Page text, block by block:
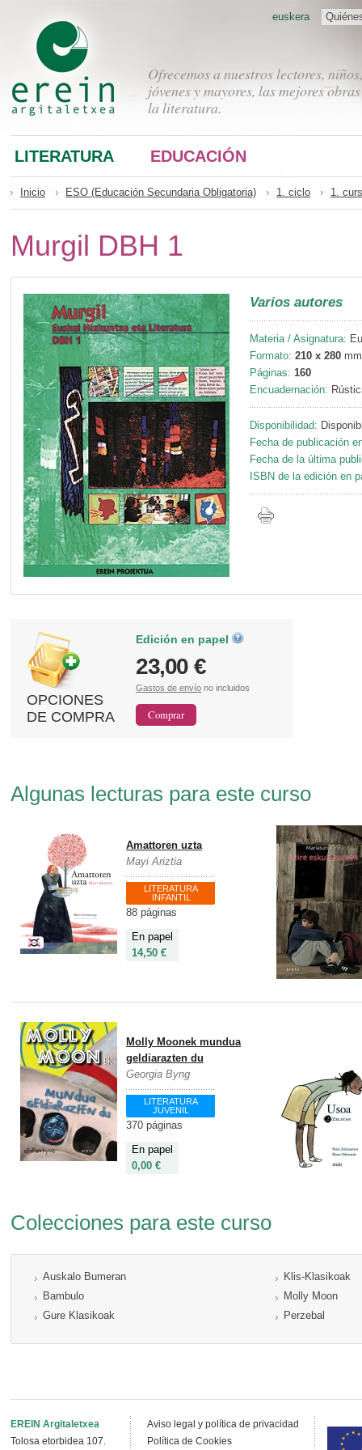
Ofrecemos a nuestros lectores, niños,
jóvenes y mayores, las mejores
la literatura.
euskera
LITERATURA EDUCACIÓN
Inicio ESO (Educación Secundaria Obligatoria) 1. ciclo 1.
Murgil DBH 1
Varios autores
Materia / Asignatura:
Formato: 210 x 280 mm
Páginas: 160
Encuadernación:
Disponibilidad:
Fecha de publicación
Fecha de la última
ISBN de la edición en
OPCIONES
DE COMPRA
Edición en papel
23,00 €
Gastos de envío no incluidos
Algunas lecturas para este curso
Amattoren uzta
Mayi Ariztia
LITERATURA
INFANTIL
88 páginas
En papel
14,50 €
Molly Moonek mundua
geldiarazten du
Georgia Byng
LITERATURA
JUVENIL
370 páginas
En papel
0,00 €
Colecciones para este curso
Auskalo Bumeran
Bambulo
Gure Klasikoak
Klis-Klasikoak
Molly Moon
Perzebal
EREIN Argitaletxea
Tolosa etorbidea 107.
Aviso legal y política de privacidad
Política de Cookies